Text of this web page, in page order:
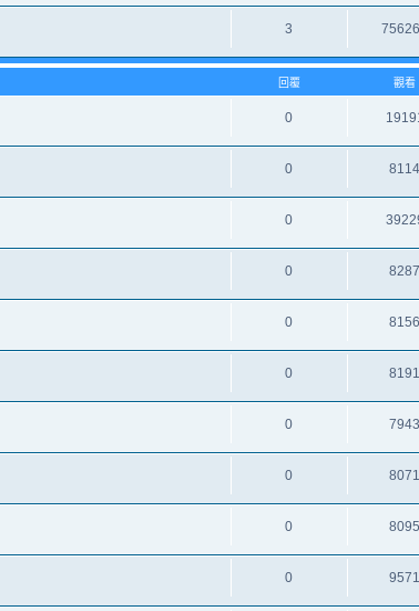
3
回覆 觀看
0
0 8114
0
0 8287
0 8156
0 8191
0 7943
0 8071
0 8095
0 9571